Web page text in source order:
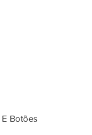
Botões